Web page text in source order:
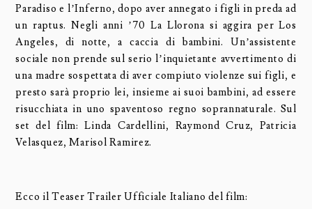
Paradiso e l’Inferno, dopo aver annegato i figli in preda ad
un raptus. Negli anni ’70 La Llorona si aggira per Los
Angeles, di notte, a caccia di bambini. Un’assistente
sociale non prende sul serio l’inquietante avvertimento di
una madre sospettata di aver compiuto violenze sui figli, e
presto sarà proprio lei, insieme ai suoi bambini, ad essere
risucchiata in uno spaventoso regno soprannaturale. Sul
set del film: Linda Cardellini, Raymond Cruz, Patricia
Velasquez, Marisol Ramirez.
Ecco il Teaser Trailer Ufficiale Italiano del film: